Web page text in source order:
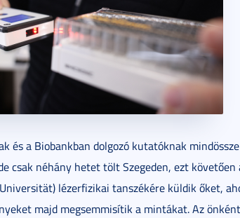
a Biobankban dolgozó kutatóknak
csak néhány hetet tölt Szegeden, ezt követően
lézerfizikai tanszékére küldik őket,
majd megsemmisítik a mintákat. Az